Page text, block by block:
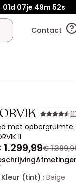
01d 07je 49m 50s
Contact
met opbergruimte
II
€
Kleur (tint) : Beige